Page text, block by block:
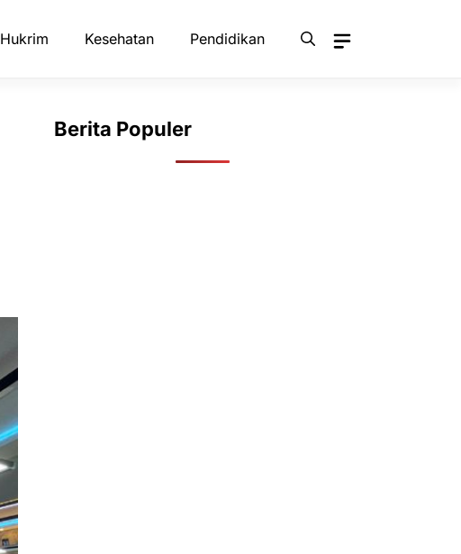
Hukrim Kesehatan Pendidikan
Berita Populer